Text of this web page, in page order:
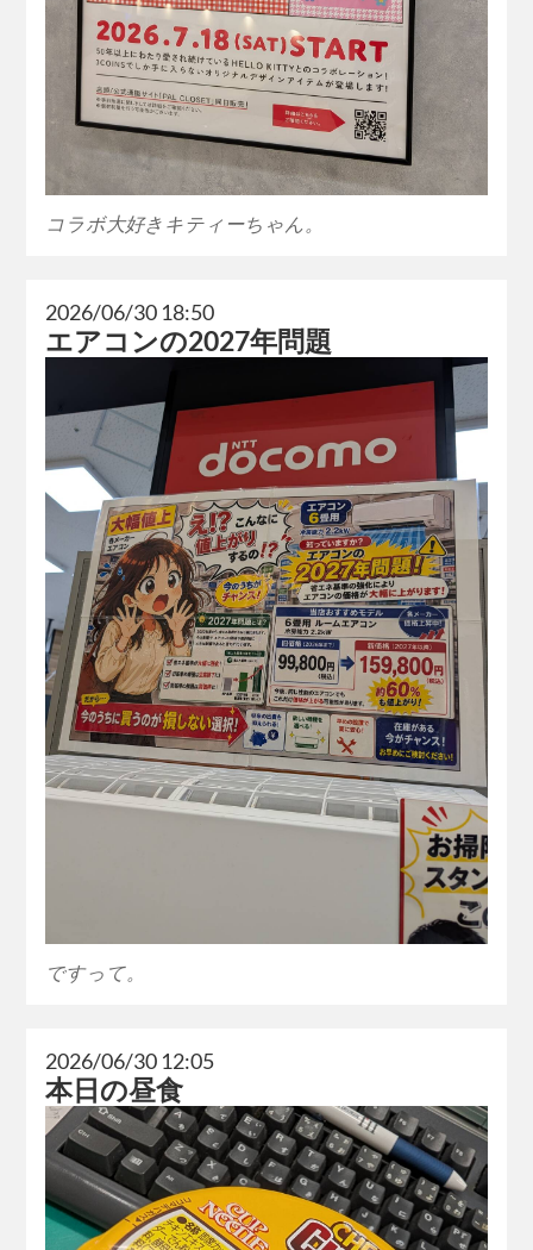
コラボ大好きキティーちゃん。
2026/06/30 18:50
エアコンの2027年問題
ですって。
2026/06/30 12:05
本日の昼食